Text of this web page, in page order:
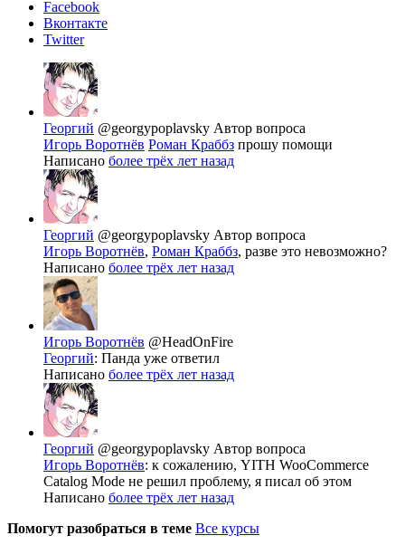
Facebook
Вконтакте
Twitter
Георгий @georgypoplavsky Автор вопроса
Игорь Воротнёв Роман Краббз прошу помощи
Написано более трёх лет назад
Георгий @georgypoplavsky Автор вопроса
Игорь Воротнёв, Роман Краббз, разве это невозможно?
Написано более трёх лет назад
Игорь Воротнёв @HeadOnFire
Георгий: Панда уже ответил
Написано более трёх лет назад
Георгий @georgypoplavsky Автор вопроса
Игорь Воротнёв: к сожалению, YITH WooCommerce
Catalog Mode не решил проблему, я писал об этом
Написано более трёх лет назад
Помогут разобраться в теме Все курсы